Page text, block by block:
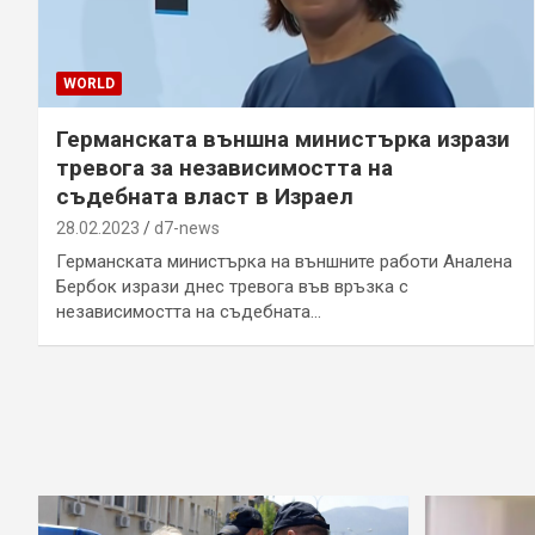
WORLD
Германската външна министърка изрази
тревога за независимостта на
съдебната власт в Израел
28.02.2023 d7-news
Германската министърка на външните работи Аналена
Бербок изрази днес тревога във връзка с
независимостта на съдебната…